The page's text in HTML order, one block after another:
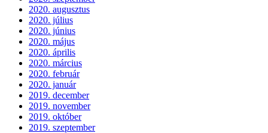
2020. augusztus
2020. július
2020. június
2020. május
2020. április
2020. március
2020. február
2020. január
2019. december
2019. november
2019. október
2019. szeptember